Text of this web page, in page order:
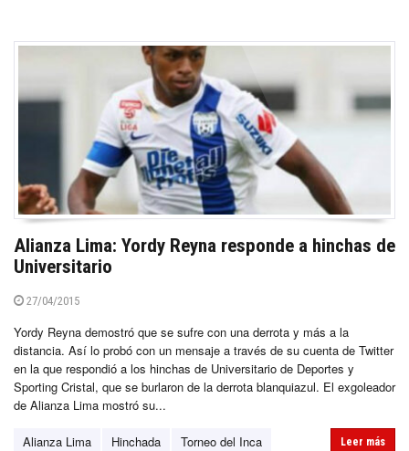
Alianza Lima: Yordy Reyna responde a hinchas de
Universitario
27/04/2015
Yordy Reyna demostró que se sufre con una derrota y más a la
distancia. Así lo probó con un mensaje a través de su cuenta de Twitter
en la que respondió a los hinchas de Universitario de Deportes y
Sporting Cristal, que se burlaron de la derrota blanquiazul. El exgoleador
de Alianza Lima mostró su...
Alianza Lima Hinchada
Torneo del Inca
Leer más